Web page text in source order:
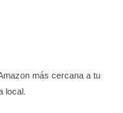
más cercana a tu
local.